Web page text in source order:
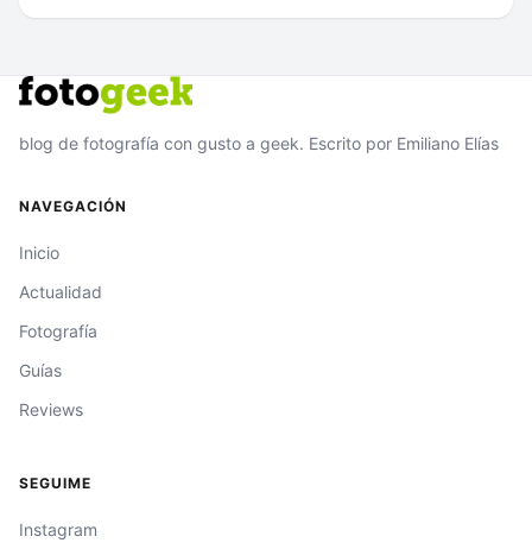
blog de fotografía con gusto a geek. Escrito por Emiliano Elías
NAVEGACIÓN
Inicio
Actualidad
Fotografía
Guías
Reviews
SEGUIME
Instagram